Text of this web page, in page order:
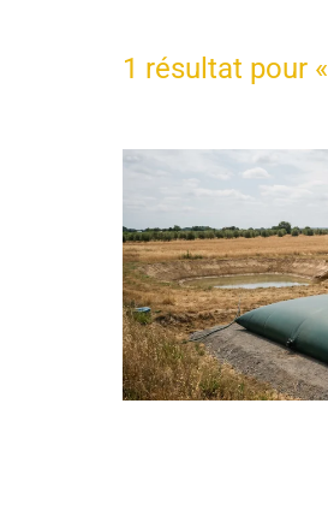
1 résultat pour «